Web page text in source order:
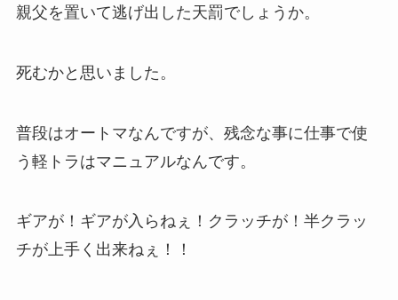
親父を置いて逃げ出した天罰でしょうか。
死むかと思いました。
普段はオートマなんですが、残念な事に仕事で使
う軽トラはマニュアルなんです。
ギアが！ギアが入らねぇ！クラッチが！半クラッ
チが上手く出来ねぇ！！